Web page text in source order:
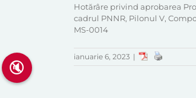
Hotărâre privind aprobarea
cadrul PNNR, Pilonul V,
MS-0014
ianuarie 6, 2023 |
🔇